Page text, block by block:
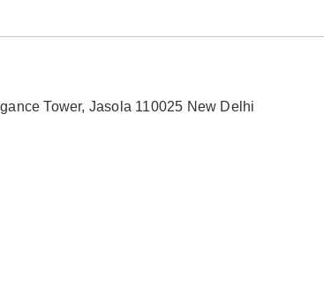
Tower, Jasola 110025 New Delhi